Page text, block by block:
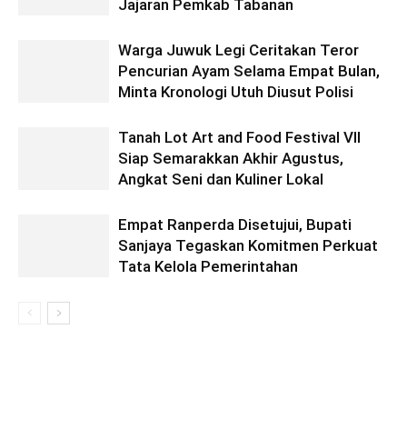
Jajaran Pemkab Tabanan
Warga Juwuk Legi Ceritakan Teror
Pencurian Ayam Selama Empat Bulan,
Minta Kronologi Utuh Diusut Polisi
Tanah Lot Art and Food Festival VII
Siap Semarakkan Akhir Agustus,
Angkat Seni dan Kuliner Lokal
Empat Ranperda Disetujui, Bupati
Sanjaya Tegaskan Komitmen Perkuat
Tata Kelola Pemerintahan